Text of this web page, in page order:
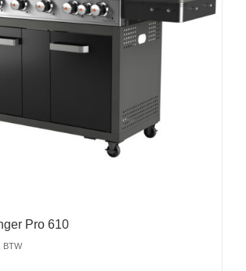
Pro 610
BTW